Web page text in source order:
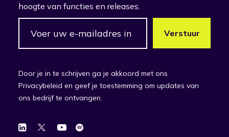
hoogte van functies en releases.
Door je in te schrijven ga je akkoord met ons
Privacybeleid en geef je toestemming om updates van
ons bedrijf te ontvangen.